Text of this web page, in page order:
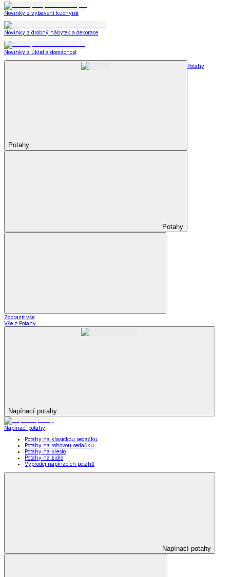
Novinky z vybavení kuchyně
Novinky z drobný nábytek a dekorace
Novinky z úklid a domácnost
Potahy
Potahy
Potahy
Zobrazit vše
Vše z Potahy
Napínací potahy
Napínací potahy
Potahy na klasickou sedačku
Potahy na rohovou sedačku
Potahy na křeslo
Potahy na židle
Výprodej napínacích potahů
Napínací potahy